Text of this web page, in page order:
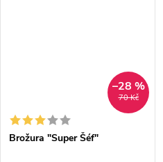
70 Kč
–28 %
Brožura "Super Šéf"